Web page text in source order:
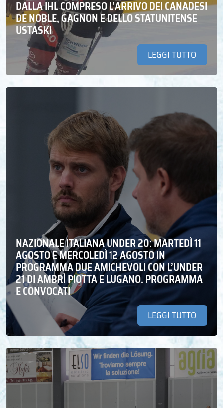
DALLA IHL COMPRESO L’ARRIVO DEI CANADESI
DE NOBLE, GAGNON E DELLO STATUNITENSE
USTASKI
LEGGI TUTTO
NAZIONALE ITALIANA UNDER 20: MARTEDÌ 11
AGOSTO E MERCOLEDÌ 12 AGOSTO IN
PROGRAMMA DUE AMICHEVOLI CON L’UNDER
21 DI AMBRÌ PIOTTA E LUGANO. PROGRAMMA
E CONVOCATI
LEGGI TUTTO